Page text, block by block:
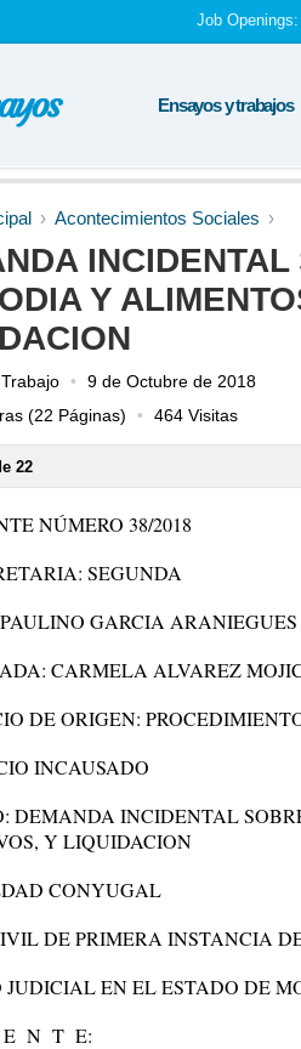
Job Openings:
Ensayos y trabajos
Acontecimientos Sociales
Y
Trabajo
9 de Octubre de 2018
(22 Páginas) 464 Visitas
22
NÚMERO 38/2018
SEGUNDA
GARCIA ARANIEGUES
CARMELA ALVAREZ
ORIGEN:
INCAUSADO
DEMANDA INCIDENTAL
Y LIQUIDACION
CONYUGAL
DE PRIMERA INSTANCIA
JUDICIAL EN EL ESTADO DE
N T E: